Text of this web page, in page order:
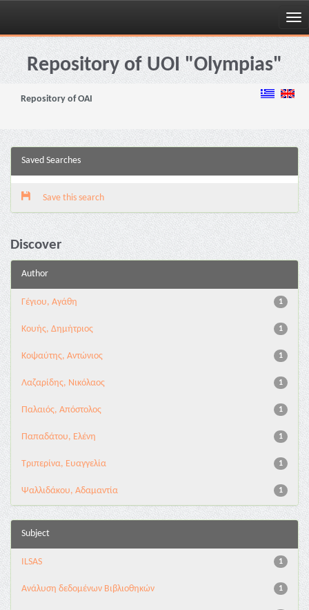
Skip
navigationRepository of UOI "Olympias"
Repository of OAI
Saved Searches
Save this search
Discover
Author
1
Γέγιου, Αγάθη
1
Κουής, Δημήτριος
1
Κοψαύτης, Αντώνιος
1
Λαζαρίδης, Νικόλαος
1
Παλαιός, Απόστολος
1
Παπαδάτου, Ελένη
1
Τριπερίνα, Ευαγγελία
1
Ψαλλιδάκου, Αδαμαντία
Subject
1
ILSAS
1
Ανάλυση δεδομένων Βιβλιοθηκών